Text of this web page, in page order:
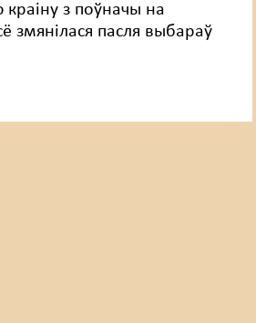
краіну з поўначы на
змянілася пасля выбараў